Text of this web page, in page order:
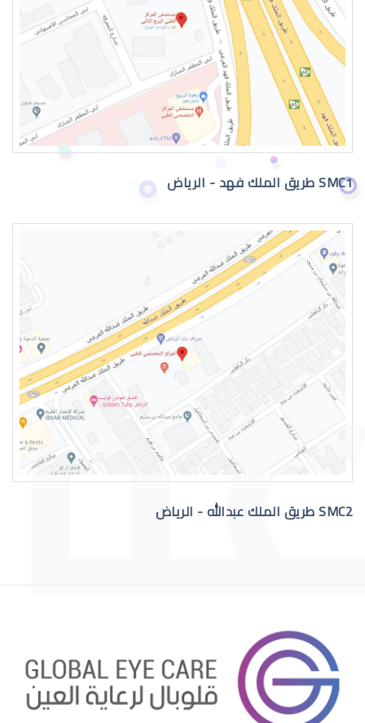
جراحة تجميل العيون
جراحة تجميل العيون بالرياض
عمليات تجميل العيون الغائرة
عمليات تجميل العيون الجاحظة
SMC1 طريق الملك فهد - الرياض
SMC2 طريق الملك عبدالله - الرياض